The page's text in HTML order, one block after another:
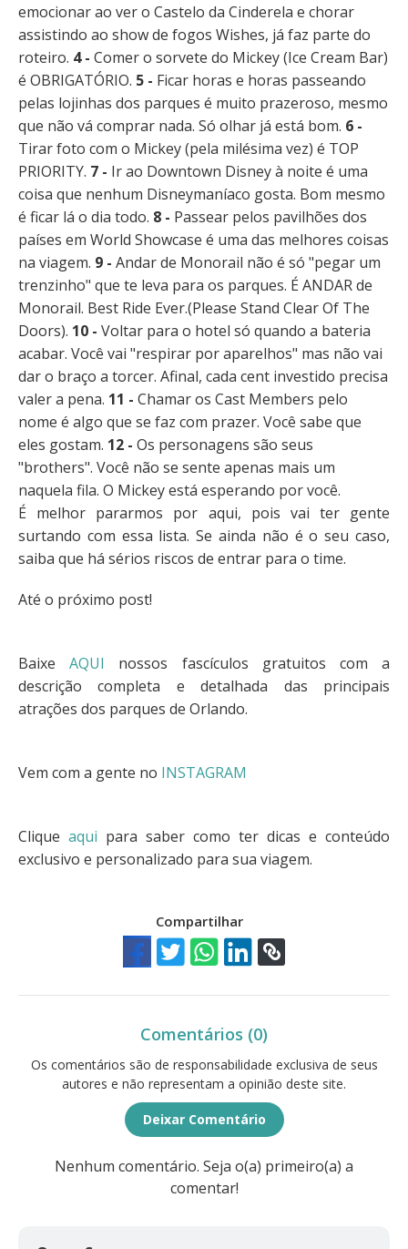
emocionar ao ver o Castelo da Cinderela e chorar
assistindo ao show de fogos Wishes, já faz parte do
roteiro. 4 - Comer o sorvete do Mickey (Ice Cream Bar)
é OBRIGATÓRIO. 5 - Ficar horas e horas passeando
pelas lojinhas dos parques é muito prazeroso, mesmo
que não vá comprar nada. Só olhar já está bom. 6 -
Tirar foto com o Mickey (pela milésima vez) é TOP
PRIORITY. 7 - Ir ao Downtown Disney à noite é uma
coisa que nenhum Disneymaníaco gosta. Bom mesmo
é ficar lá o dia todo. 8 - Passear pelos pavilhões dos
países em World Showcase é uma das melhores coisas
na viagem. 9 - Andar de Monorail não é só "pegar um
trenzinho" que te leva para os parques. É ANDAR de
Monorail. Best Ride Ever.(Please Stand Clear Of The
Doors). 10 - Voltar para o hotel só quando a bateria
acabar. Você vai "respirar por aparelhos" mas não vai
dar o braço a torcer. Afinal, cada cent investido precisa
valer a pena. 11 - Chamar os Cast Members pelo
nome é algo que se faz com prazer. Você sabe que
eles gostam. 12 - Os personagens são seus
"brothers". Você não se sente apenas mais um
naquela fila. O Mickey está esperando por você.
É melhor pararmos por aqui, pois vai ter gente
surtando com essa lista. Se ainda não é o seu caso,
saiba que há sérios riscos de entrar para o time.
Até o próximo post!
BaixeAQUI nossos fascículos gratuitos com a
descrição completa e detalhada das principais
atrações dos parques de Orlando.
Vem com a gente no INSTAGRAM
Clique aqui para saber como ter dicas e conteúdo
exclusivo e personalizado para sua viagem.
Compartilhar
Comentários (0)
Os comentários são de responsabilidade exclusiva de seus
autores e não representam a opinião deste site.
Deixar Comentário
Nenhum comentário. Seja o(a) primeiro(a) a
comentar!